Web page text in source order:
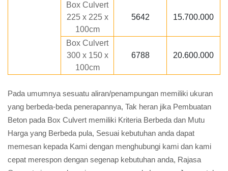
Box Culvert
225 x 225 x
100cm
5642 15.700.000
Box Culvert
300 x 150 x
100cm
6788 20.600.000
Pada umumnya sesuatu aliran/penampungan memiliki ukuran
yang berbeda-beda penerapannya, Tak heran jika Pembuatan
Beton pada Box Culvert memiliki Kriteria Berbeda dan Mutu
Harga yang Berbeda pula, Sesuai kebutuhan anda dapat
memesan kepada Kami dengan menghubungi kami dan kami
cepat merespon dengan segenap kebutuhan anda, Rajasa